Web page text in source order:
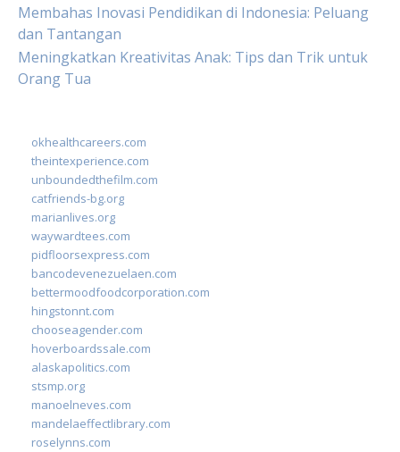
Membahas Inovasi Pendidikan di Indonesia: Peluang
dan Tantangan
Meningkatkan Kreativitas Anak: Tips dan Trik untuk
Orang Tua
okhealthcareers.com
theintexperience.com
unboundedthefilm.com
catfriends-bg.org
marianlives.org
waywardtees.com
pidfloorsexpress.com
bancodevenezuelaen.com
bettermoodfoodcorporation.com
hingstonnt.com
chooseagender.com
hoverboardssale.com
alaskapolitics.com
stsmp.org
manoelneves.com
mandelaeffectlibrary.com
roselynns.com